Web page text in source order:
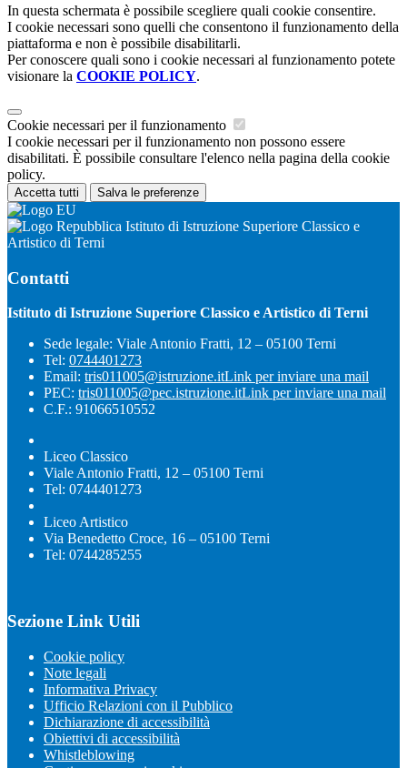
In questa schermata è possibile scegliere quali cookie consentire.
I cookie necessari sono quelli che consentono il funzionamento della
piattaforma e non è possibile disabilitarli.
Per conoscere quali sono i cookie necessari al funzionamento potete
visionare la COOKIE POLICY.
Cookie necessari per il funzionamento
I cookie necessari per il funzionamento non possono essere
disabilitati. È possibile consultare l'elenco nella pagina della cookie
policy.
Accetta tutti Salva le preferenze
Istituto di Istruzione Superiore Classico e
Artistico di Terni
Contatti
Istituto di Istruzione Superiore Classico e Artistico di Terni
Sede legale: Viale Antonio Fratti, 12 – 05100 Terni
Tel: 0744401273
Email: tris011005@istruzione.itLink per inviare una mail
PEC: tris011005@pec.istruzione.itLink per inviare una mail
C.F.: 91066510552
Liceo Classico
Viale Antonio Fratti, 12 – 05100 Terni
Tel: 0744401273
Liceo Artistico
Via Benedetto Croce, 16 – 05100 Terni
Tel: 0744285255
Sezione Link Utili
Cookie policy
Note legali
Informativa Privacy
Ufficio Relazioni con il Pubblico
Dichiarazione di accessibilità
Obiettivi di accessibilità
Whistleblowing